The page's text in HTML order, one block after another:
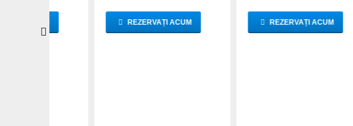
REZERVAȚI ACUM REZERVAȚI ACUM